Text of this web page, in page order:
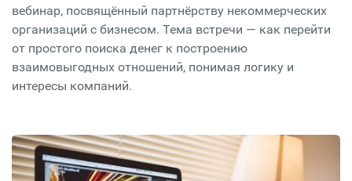
вебинар, посвящённый партнёрству некоммерческих
организаций с бизнесом. Тема встречи — как перейти
от простого поиска денег к построению
взаимовыгодных отношений, понимая логику и
интересы компаний.